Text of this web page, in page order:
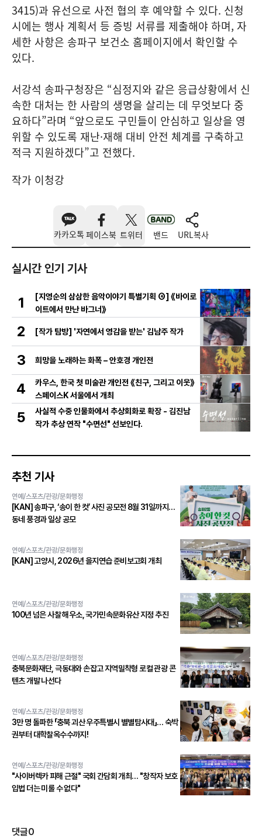
3415)과 유선으로 사전 협의 후 예약할 수 있다. 신청
시에는 행사 계획서 등 증빙 서류를 제출해야 하며, 자
세한 사항은 송파구 보건소 홈페이지에서 확인할 수
있다.
서강석 송파구청장은 “심정지와 같은 응급상황에서 신
속한 대처는 한 사람의 생명을 살리는 데 무엇보다 중
요하다”라며 “앞으로도 구민들이 안심하고 일상을 영
위할 수 있도록 재난·재해 대비 안전 체계를 구축하고
적극 지원하겠다”고 전했다.
작가 이청강
카카오톡 페이스북 트위터 밴드 URL복사
실시간 인기 기사
1
[지영순의 삼삼한 음악이야기 특별기획 ④] 《바이로
이트에서 만난 바그너》
2 [작가 탐방] '자연에서 영감을 받는' 김남주 작가
3 희망을 노래하는 화폭 – 안호경 개인전
4
카우스, 한국 첫 미술관 개인전 《친구, 그리고 이웃》
스페이스K 서울에서 개최
5
사실적 수중 인물화에서 추상회화로 확장 - 김진남
작가 추상 연작 "수면선" 선보인다.
추천 기사
연예/스포츠/관광/문화행정
[KAN] 송파구, ‘송이 한 컷’ 사진 공모전 8월 31일까지…
동네 풍경과 일상 공모
연예/스포츠/관광/문화행정
[KAN] 고양시, 2026년 을지연습 준비보고회 개최
연예/스포츠/관광/문화행정
100년 넘은 사찰 해우소, 국가민속문화유산 지정 추진
연예/스포츠/관광/문화행정
충북문화재단, 극동대와 손잡고 지역밀착형 로컬 관광 콘
텐츠 개발 나선다
연예/스포츠/관광/문화행정
3만 명 돌파한 「충북 괴산 우주특별시 별별탐사대」… 숙박
권부터 대학찰옥수수까지!
연예/스포츠/관광/문화행정
"사이버렉카 피해 근절" 국회 간담회 개최… "창작자 보호
입법 더는 미룰 수 없다"
댓글0